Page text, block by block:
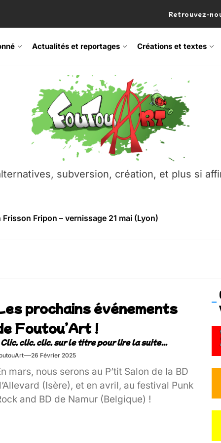
Retrouvez-
Actualités et reportages Créations et textes
subversion, création, et plus si
Fripon – vernissage 21 mai (Lyon)
Festival – Samedi 18 juillet (Vaulx-en-Velin)
– Ŝtono, un livre réalisé par Michaël Moretti & Pierre
contre l’A412 à l’Établi (Haute-Savoie)
Fripon – vernissage 21 mai (Lyon)
Festival – Samedi 18 juillet (Vaulx-en-Velin)
prochains événements
Foutou’Art !
26 Février 2025
mars, nous serons au P’tit Salon de la BD
(Isère), et en avril, au festival Punk
and BD de Namur (Belgique) !